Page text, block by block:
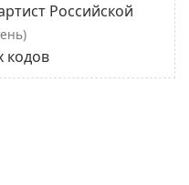
Российской
кодов